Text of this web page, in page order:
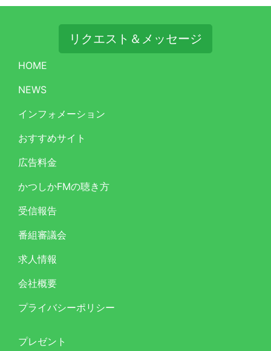
リクエスト＆メッセージ
HOME
NEWS
インフォメーション
おすすめサイト
広告料金
かつしかFMの聴き方
受信報告
番組審議会
求人情報
会社概要
プライバシーポリシー
プレゼント